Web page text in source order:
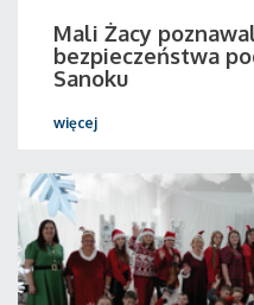
Mali Żacy
bezpieczeństwa
Sanoku
więcej